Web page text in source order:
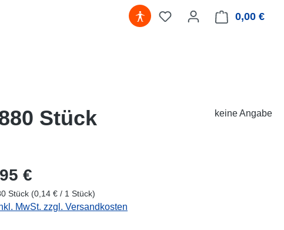
0,00 €
Stück keine Angabe
Preis:
€
Stück (0,14 € / 1 Stück)
MwSt. zzgl. Versandkosten